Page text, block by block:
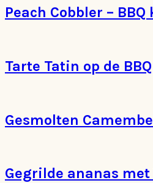
Peach Cobbler –
Tarte Tatin op de BBQ
Gesmolten
Gegrilde ananas